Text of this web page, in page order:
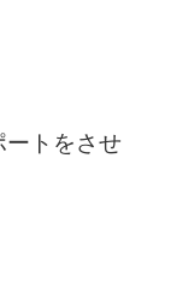
ートをさせ